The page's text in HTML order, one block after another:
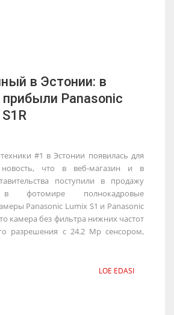
в Эстонии: в
Panasonic
#1 в Эстонии появилась для
что в веб-магазин и в
поступили в продажу
фотомире полнокадровые
Panasonic Lumix S1 и Panasonic
камера без фильтра нижних частот
разрешения с 24.2 Mp сенсором,
LOE EDASI